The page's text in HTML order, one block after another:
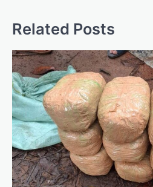
v
i
g
a
t
i
o
n
Related Posts